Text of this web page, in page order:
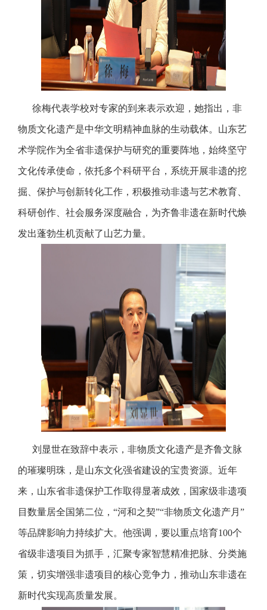
徐梅代表学校对专家的到来表示欢迎，她指出，非
物质文化遗产是中华文明精神血脉的生动载体。山东艺
术学院作为全省非遗保护与研究的重要阵地，始终坚守
文化传承使命，依托多个科研平台，系统开展非遗的挖
掘、保护与创新转化工作，积极推动非遗与艺术教育、
科研创作、社会服务深度融合，为齐鲁非遗在新时代焕
发出蓬勃生机贡献了山艺力量。
刘显世在致辞中表示，非物质文化遗产是齐鲁文脉
的璀璨明珠，是山东文化强省建设的宝贵资源。近年
来，山东省非遗保护工作取得显著成效，国家级非遗项
目数量居全国第二位，“河和之契”“非物质文化遗产月”
等品牌影响力持续扩大。他强调，要以重点培育100个
省级非遗项目为抓手，汇聚专家智慧精准把脉、分类施
策，切实增强非遗项目的核心竞争力，推动山东非遗在
新时代实现高质量发展。